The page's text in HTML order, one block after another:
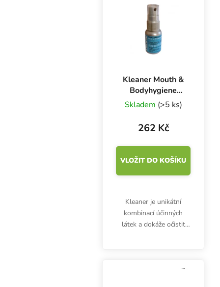
potraviny. Se zip
uzávěrem a s...
Kleaner Mouth &
Bodyhygiene
Spray 30 ml
Skladem (>5 ks)
262 Kč
VLOŽIT DO KOŠÍKU
Kleaner je unikátní
kombinací účinných
látek a dokáže očistit
aktivního roztoku s